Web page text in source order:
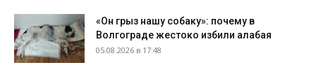
«Он грыз нашу собаку»: почему в
Волгограде жестоко избили алабая
05.08.2026 в 17:48